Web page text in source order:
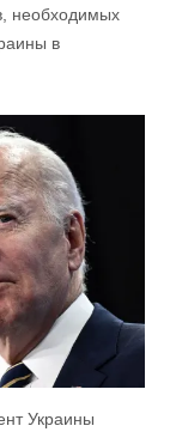
необходимых
в
Украины